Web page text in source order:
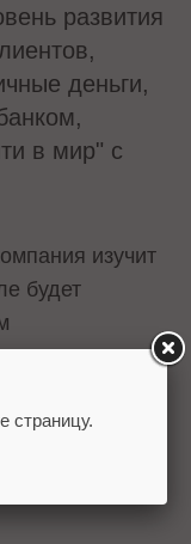
развития
деньги,
в мир" с
изучит
будет
При этом в
снятия
будущем
страницу.